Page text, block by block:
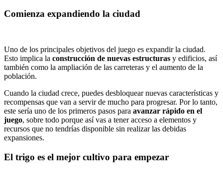
Comienza expandiendo la ciudad
Uno de los principales objetivos del juego es expandir la ciudad.
Esto implica la construcción de nuevas estructuras y edificios, así
también como la ampliación de las carreteras y el aumento de la
población.
Cuando la ciudad crece, puedes desbloquear nuevas características y
recompensas que van a servir de mucho para progresar. Por lo tanto,
este sería uno de los primeros pasos para avanzar rápido en el
juego, sobre todo porque así vas a tener acceso a elementos y
recursos que no tendrías disponible sin realizar las debidas
expansiones.
El trigo es el mejor cultivo para empezar